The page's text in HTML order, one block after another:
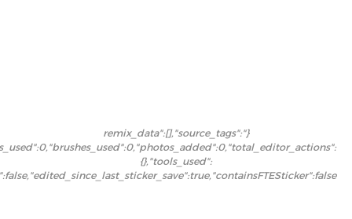
{"remix_data":[],"source_tags":
{},"tools_used":